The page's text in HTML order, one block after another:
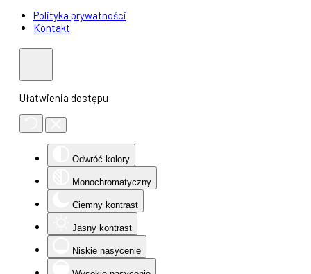
Polityka prywatności
Kontakt
Ułatwienia dostępu
Odwróć kolory
Monochromatyczny
Ciemny kontrast
Jasny kontrast
Niskie nasycenie